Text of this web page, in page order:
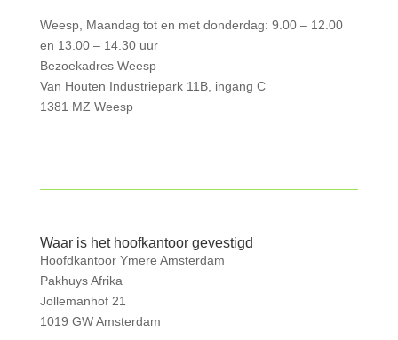
Weesp, Maandag tot en met donderdag: 9.00 – 12.00
en 13.00 – 14.30 uur
Bezoekadres Weesp
Van Houten Industriepark 11B, ingang C
1381 MZ Weesp
Waar is het hoofkantoor gevestigd
Hoofdkantoor Ymere Amsterdam
Pakhuys Afrika
Jollemanhof 21
1019 GW Amsterdam